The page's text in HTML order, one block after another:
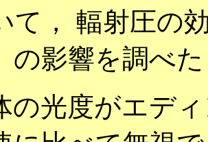
て， 輻射圧の
の影響を調べ
の光度がエデ